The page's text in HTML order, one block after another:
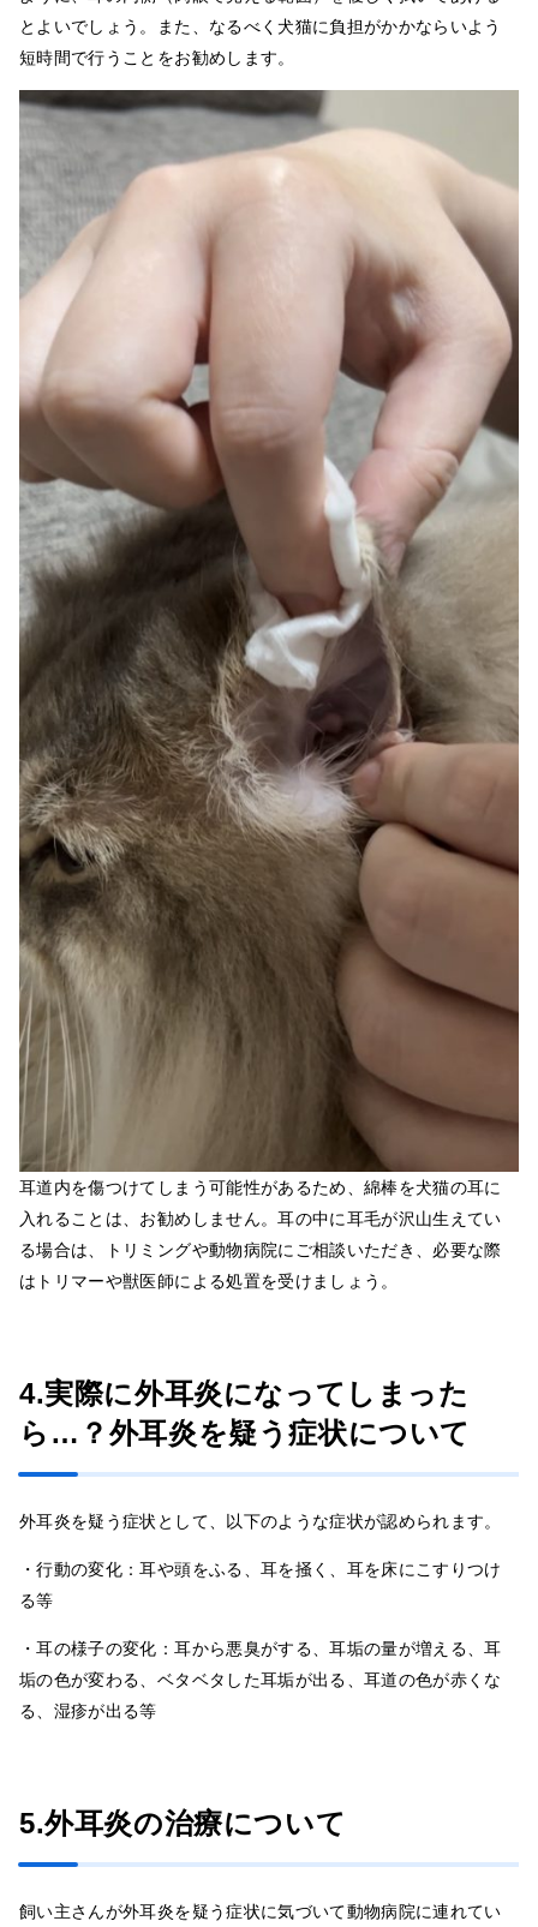
とよいでしょう。また、なるべく犬猫に負担がかかならいよう
短時間で行うことをお勧めします。
耳道内を傷つけてしまう可能性があるため、綿棒を犬猫の耳に
入れることは、お勧めしません。耳の中に耳毛が沢山生えてい
る場合は、トリミングや動物病院にご相談いただき、必要な際
はトリマーや獣医師による処置を受けましょう。
4.実際に外耳炎になってしまった
ら…？外耳炎を疑う症状について
外耳炎を疑う症状として、以下のような症状が認められます。
・行動の変化：耳や頭をふる、耳を掻く、耳を床にこすりつけ
る等
・耳の様子の変化：耳から悪臭がする、耳垢の量が増える、耳
垢の色が変わる、ベタベタした耳垢が出る、耳道の色が赤くな
る、湿疹が出る等
5.外耳炎の治療について
飼い主さんが外耳炎を疑う症状に気づいて動物病院に連れてい